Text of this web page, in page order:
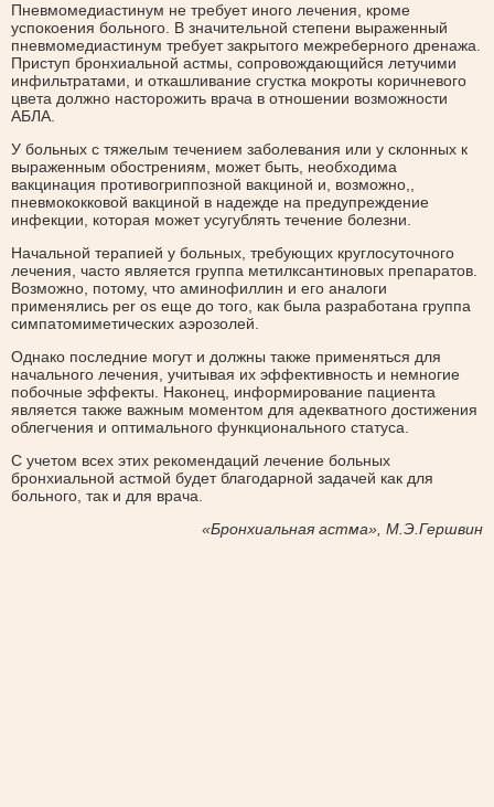
Пневмомедиастинум не требует иного лечения, кроме
успокоения больного. В значительной степени выраженный
пневмомедиастинум требует закрытого межреберного дренажа.
Приступ бронхиальной астмы, сопровождающийся летучими
инфильтратами, и откашливание сгустка мокроты коричневого
цвета должно насторожить врача в отношении возможности
АБЛА.
У больных с тяжелым течением заболевания или у склонных к
выраженным обострениям, может быть, необходима
вакцинация противогриппозной вакциной и, возможно,,
пневмококковой вакциной в надежде на предупреждение
инфекции, которая может усугублять течение болезни.
Начальной терапией у больных, требующих круглосуточного
лечения, часто является группа метилксантиновых препаратов.
Возможно, потому, что аминофиллин и его аналоги
применялись per os еще до того, как была разработана группа
симпатомиметических аэрозолей.
Однако последние могут и должны также применяться для
начального лечения, учитывая их эффективность и немногие
побочные эффекты. Наконец, информирование пациента
является также важным моментом для адекватного достижения
облегчения и оптимального функционального статуса.
С учетом всех этих рекомендаций лечение больных
бронхиальной астмой будет благодарной задачей как для
больного, так и для врача.
«Бронхиальная астма», М.Э.Гершвин